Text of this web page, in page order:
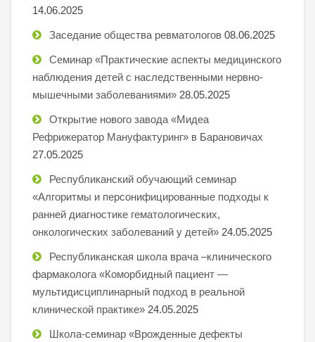
14.06.2025
Заседание общества ревматологов 08.06.2025
Семинар «Практические аспекты медицинского
наблюдения детей с наследственными нервно-
мышечными заболеваниями» 28.05.2025
Открытие нового завода «Мидеа
Рефрижератор Мануфактуринг» в Барановичах
27.05.2025
Республиканский обучающий семинар
«Алгоритмы и персонифицированные подходы к
ранней диагностике гематологических,
онкологических заболеваний у детей» 24.05.2025
Республиканская школа врача –клинического
фармаколога «Коморбидный пациент —
мультидисциплинарный подход в реальной
клинической практике» 24.05.2025
Школа-семинар «Врожденные дефекты